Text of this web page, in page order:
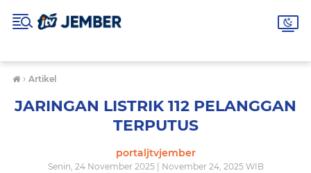
› Artikel
JARINGAN LISTRIK 112 PELANGGAN
TERPUTUS
portaljtvjember
Senin, 24 November 2025 | November 24, 2025 WIB